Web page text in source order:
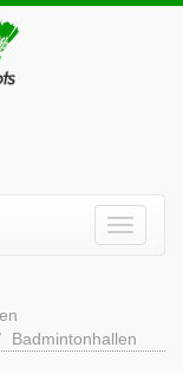
Badmintonhallen